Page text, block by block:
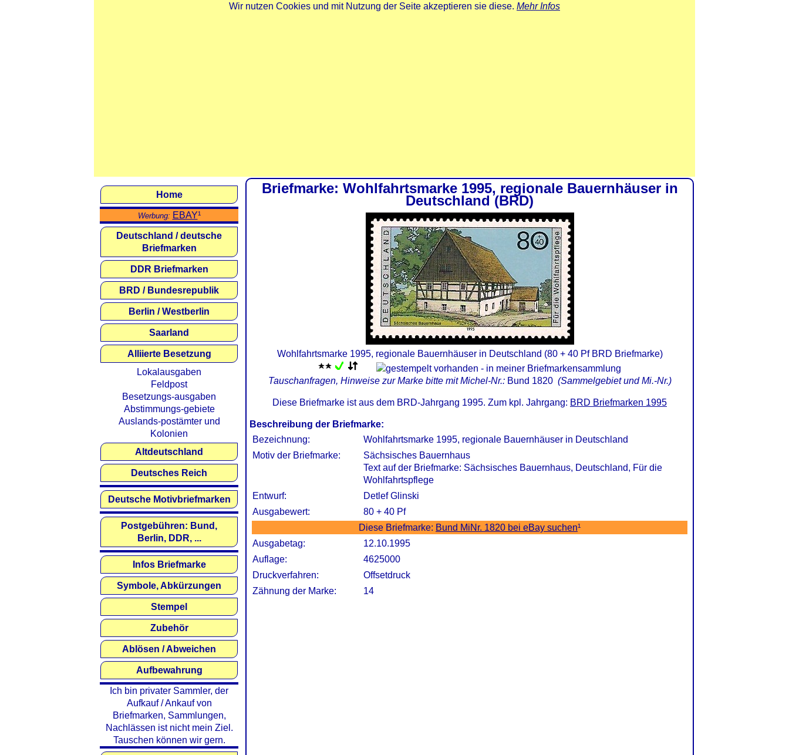
Wir nutzen Cookies und mit Nutzung der Seite akzeptieren sie diese. Mehr Infos
Briefmarke: Wohlfahrtsmarke 1995, regionale Bauernhäuser in
Deutschland (BRD)
Wohlfahrtsmarke 1995, regionale Bauernhäuser in Deutschland (80 + 40 Pf BRD Briefmarke)
Tauschanfragen, Hinweise zur Marke bitte mit Michel-Nr.: Bund 1820(Sammelgebiet und Mi.-Nr.)
Diese Briefmarke ist aus dem BRD-Jahrgang 1995. Zum kpl. Jahrgang: BRD Briefmarken 1995
Beschreibung der Briefmarke:
Bezeichnung:
Wohlfahrtsmarke 1995, regionale Bauernhäuser in Deutschland
Motiv der Briefmarke:
Sächsisches Bauernhaus
Text auf der Briefmarke: Sächsisches Bauernhaus, Deutschland, Für die
Wohlfahrtspflege
Entwurf:
Detlef Glinski
Ausgabewert:
80 + 40 Pf
Diese Briefmarke: Bund MiNr. 1820 bei eBay suchen¹
Ausgabetag:
12.10.1995
Auflage:
4625000
Druckverfahren:
Offsetdruck
Zähnung der Marke:
14
Home
Werbung: EBAY¹
Deutschland / deutsche
Briefmarken
DDR Briefmarken
BRD / Bundesrepublik
Berlin / Westberlin
Saarland
Alliierte Besetzung
Lokalausgaben
Feldpost
Besetzungs-ausgaben
Abstimmungs-gebiete
Auslands-postämter und
Kolonien
Altdeutschland
Deutsches Reich
Deutsche Motivbriefmarken
Postgebühren: Bund,
Berlin, DDR, ...
Infos Briefmarke
Symbole, Abkürzungen
Stempel
Zubehör
Ablösen / Abweichen
Aufbewahrung
Ich bin privater Sammler, der
Aufkauf / Ankauf von
Briefmarken, Sammlungen,
Nachlässen ist nicht mein Ziel.
Tauschen können wir gern.